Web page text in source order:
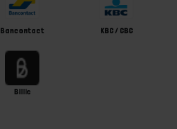
Bancontact
KBC / CBC
Billie